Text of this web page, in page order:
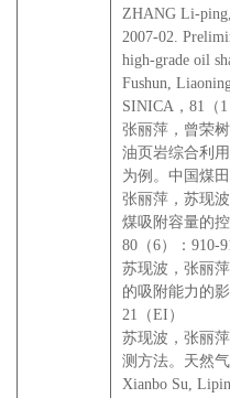
ZHANG Li-
2007-02.
high-grade oil
Fushun,
SINICA，81（1
张丽萍，曾荣
油页岩综合利
为例。中国煤
张丽萍，苏现
煤吸附容量的
80（6）：910-
苏现波，张丽
的吸附能力的
21（EI）
苏现波，张丽
测方法。天然
Xianbo Su,